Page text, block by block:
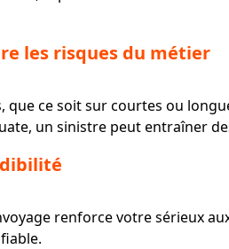
les risques du métier
que ce soit sur courtes ou
un sinistre peut entraîner
renforce votre sérieux